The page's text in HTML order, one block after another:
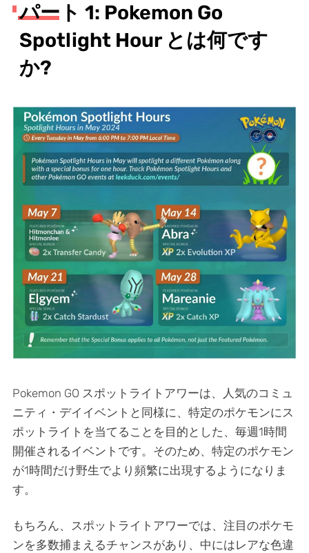
パート 1: Pokemon Go
Spotlight Hour とは何です
か?
Pokemon GO スポットライトアワーは、人気のコミュ
ニティ・デイイベントと同様に、特定のポケモンにス
ポットライトを当てることを目的とした、毎週1時間
開催されるイベントです。そのため、特定のポケモン
が1時間だけ野生でより頻繁に出現するようになりま
す。
もちろん、スポットライトアワーでは、注目のポケモ
ンを多数捕まえるチャンスがあり、中にはレアな色違